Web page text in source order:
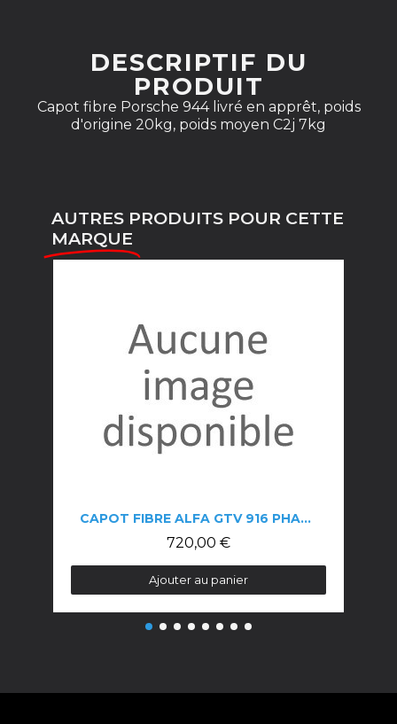
DESCRIPTIF DU
PRODUIT
Capot fibre Porsche 944 livré en apprêt, poids
d'origine 20kg, poids moyen C2j 7kg
AUTRES PRODUITS POUR CETTE
MARQUE
CAPOT FIBRE ALFA GTV 916 PHASE 3
720,00 €
Ajouter au panier